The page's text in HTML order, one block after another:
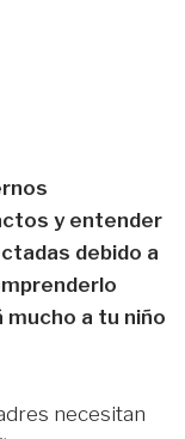
y entender
debido a
mucho a tu niño
necesitan